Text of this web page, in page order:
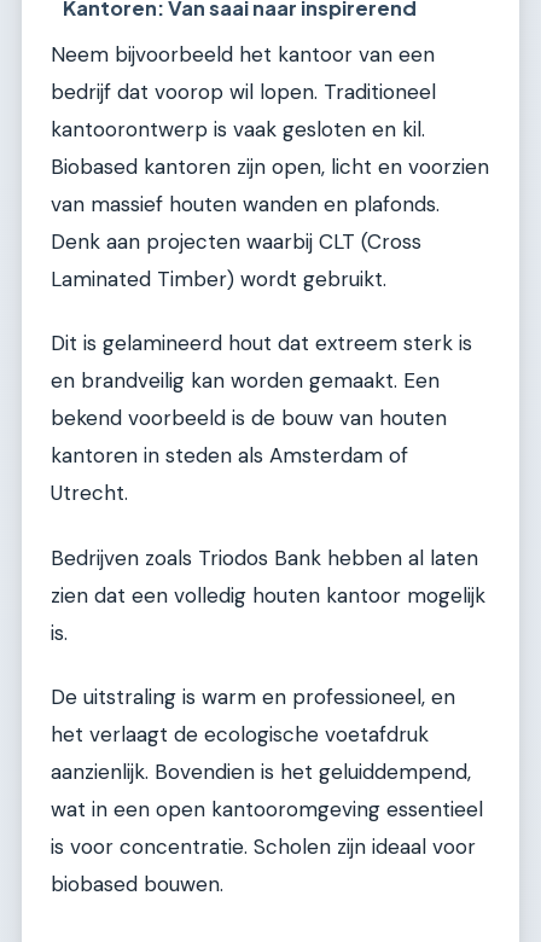
Kantoren: Van saai naar inspirerend
Neem bijvoorbeeld het kantoor van een
bedrijf dat voorop wil lopen. Traditioneel
kantoorontwerp is vaak gesloten en kil.
Biobased kantoren zijn open, licht en voorzien
van massief houten wanden en plafonds.
Denk aan projecten waarbij CLT (Cross
Laminated Timber) wordt gebruikt.
Dit is gelamineerd hout dat extreem sterk is
en brandveilig kan worden gemaakt. Een
bekend voorbeeld is de bouw van houten
kantoren in steden als Amsterdam of
Utrecht.
Bedrijven zoals Triodos Bank hebben al laten
zien dat een volledig houten kantoor mogelijk
is.
De uitstraling is warm en professioneel, en
het verlaagt de ecologische voetafdruk
aanzienlijk. Bovendien is het geluiddempend,
wat in een open kantooromgeving essentieel
is voor concentratie. Scholen zijn ideaal voor
biobased bouwen.